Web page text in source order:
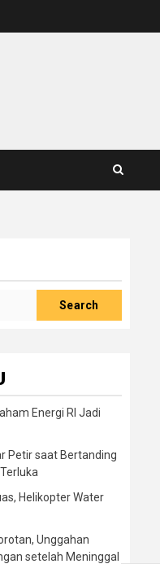
Search
Energi RI Jadi
Petir saat Bertanding
Helikopter Water
Unggahan
setelah Meninggal